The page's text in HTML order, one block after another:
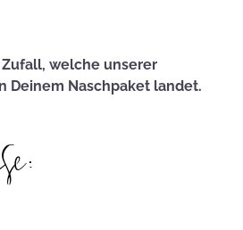
welche unserer
Deinem Naschpaket landet.